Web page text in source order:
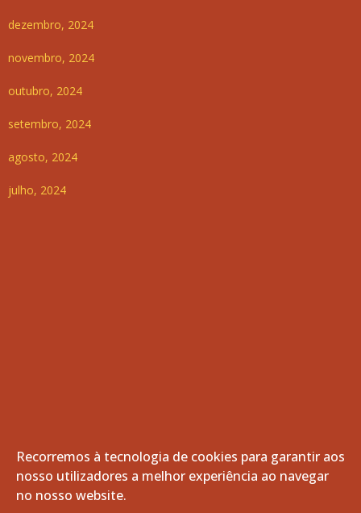
dezembro, 2024
novembro, 2024
outubro, 2024
setembro, 2024
agosto, 2024
julho, 2024
© 2026 Freguesia de Vila de Frades. Todos os direitos
reservados.
Recorremos à tecnologia de cookies para garantir aos
nosso utilizadores a melhor experiência ao navegar
no nosso website.